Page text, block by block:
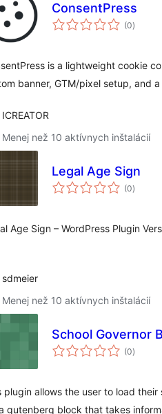
ConsentPress
(0celkové
)
is a lightweight cookie
banner, GTM/pixel setup, and
ICREATOR
Menej než 10 aktívnych inštalácií
Legal Age Sign
(0celkové
)
Age Sign – WordPress Plugin
sdmeier
Menej než 10 aktívnych inštalácií
School Governor
(0celkové
)
plugin allows the user to load
gutenberg block that takes